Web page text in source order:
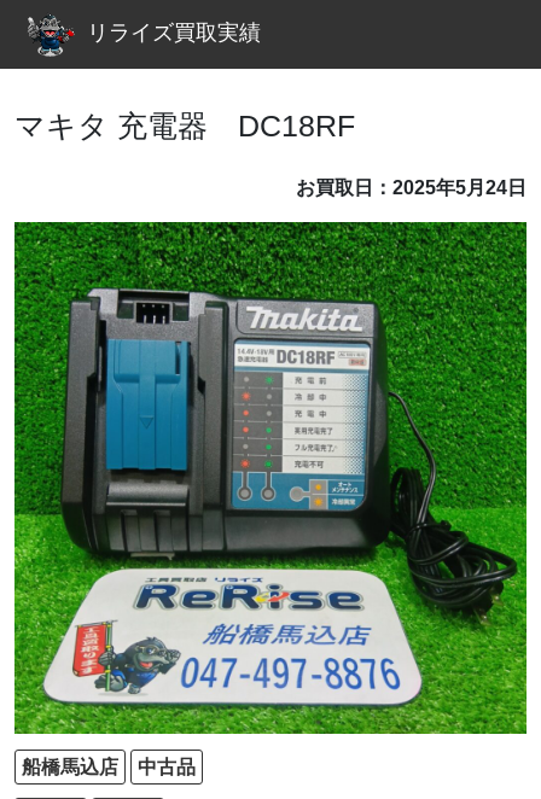
リライズ買取実績
マキタ 充電器 DC18RF
お買取日：2025年5月24日
船橋馬込店 中古品